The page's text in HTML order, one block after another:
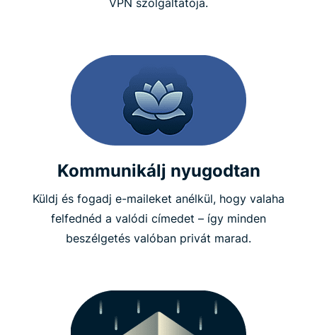
VPN szolgáltatója.
Kommunikálj nyugodtan
Küldj és fogadj e-maileket anélkül, hogy valaha
felfednéd a valódi címedet – így minden
beszélgetés valóban privát marad.